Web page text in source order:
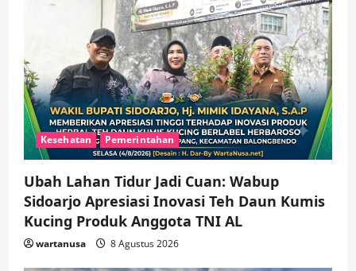
Kesehatan Pemerintahan
Ubah Lahan Tidur Jadi Cuan: Wabup
Sidoarjo Apresiasi Inovasi Teh Daun Kumis
Kucing Produk Anggota TNI AL
wartanusa 8 Agustus 2026